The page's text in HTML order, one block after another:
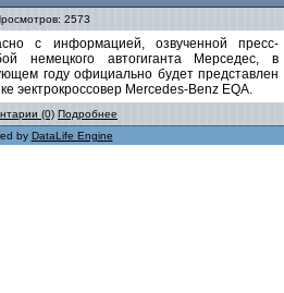
2573
с информацией, озвученной пресс-
немецкого автогиганта Мерседес, в
году официально будет представлен
эектрокроссовер Mercedes-Benz EQA.
(0) Подробнее
by DataLife Engine